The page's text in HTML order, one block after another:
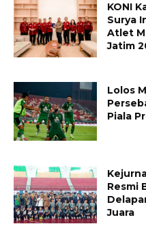
KONI
Surya
Atlet
Jatim
Lolos
Piala
Resmi
Juara